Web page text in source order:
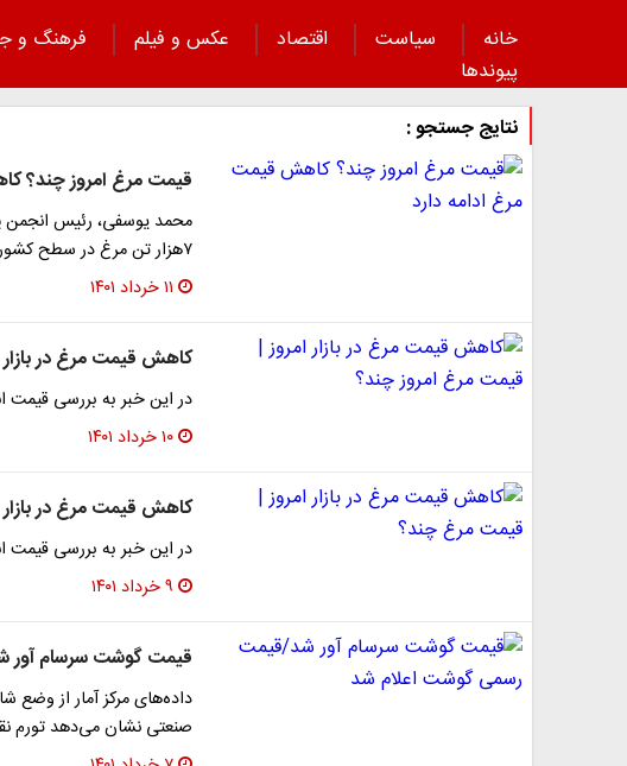
خانه سیاست اقتصاد عکس و فیلم فرهنگ و
پیوند‌ها
نتایج جستجو :
قیمت مرغ امروز چند؟
محمد یوسفی، رئیس انجمن
۷هزار تن مرغ در سطح کشور و ۱۳۰۰ تا ۱۴۰۰تن در تهران توزیع می‌…
۱۱ خرداد ۱۴۰۱
کاهش قیمت مرغ در
در این خبر به بررسی قیمت
۱۰ خرداد ۱۴۰۱
کاهش قیمت مرغ در
در این خبر به بررسی قیمت
۹ خرداد ۱۴۰۱
قیمت گوشت سرسام
داده‌های مرکز آمار از
صنعتی نشان می‌دهد تورم